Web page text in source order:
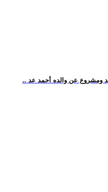
ومشروع عن والده أحمد عد